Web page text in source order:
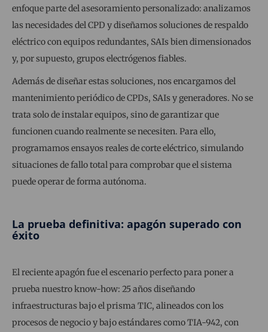
enfoque parte del asesoramiento personalizado: analizamos
las necesidades del CPD y diseñamos soluciones de respaldo
eléctrico con equipos redundantes, SAIs bien dimensionados
y, por supuesto, grupos electrógenos fiables.
Además de diseñar estas soluciones, nos encargamos del
mantenimiento periódico de CPDs, SAIs y generadores. No se
trata solo de instalar equipos, sino de garantizar que
funcionen cuando realmente se necesiten. Para ello,
programamos ensayos reales de corte eléctrico, simulando
situaciones de fallo total para comprobar que el sistema
puede operar de forma autónoma.
La prueba definitiva: apagón superado con
éxito
El reciente apagón fue el escenario perfecto para poner a
prueba nuestro know-how: 25 años diseñando
infraestructuras bajo el prisma TIC, alineados con los
procesos de negocio y bajo estándares como TIA-942, con